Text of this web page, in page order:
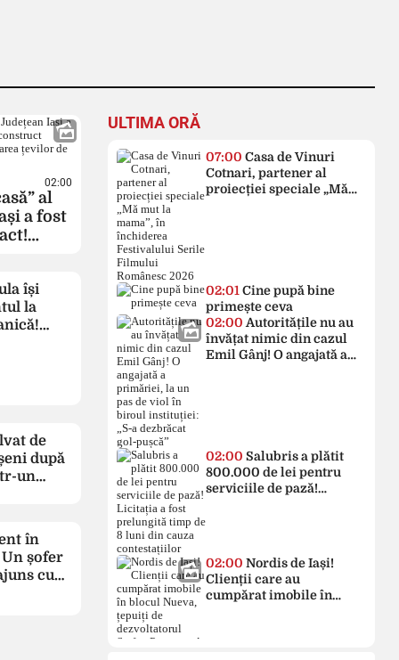
02:00
al
a fost
își
la
de
după
un
în
Un șofer
cu
șanț
ULTIMA ORĂ
07:00
Cotnari, partener al
proiecției speciale „Mă
02:01
primește ceva
02:00
învățat nimic din cazul
Emil Gânj! O angajată a
02:00
800.000 de lei pentru
serviciile de pază!
02:00
Clienții care au
cumpărat imobile în